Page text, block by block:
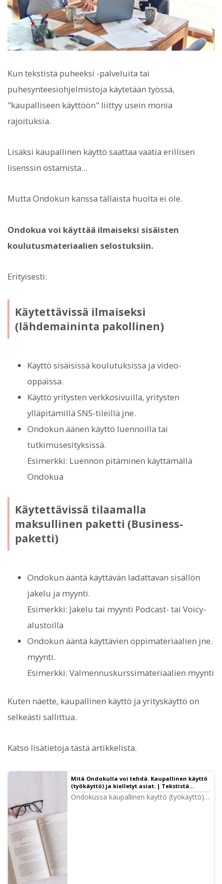
Kun tekstistä puheeksi -palveluita tai
puhesynteesiohjelmistoja käytetään työssä,
"kaupalliseen käyttöön" liittyy usein monia
rajoituksia.
Lisäksi kaupallinen käyttö saattaa vaatia erillisen
lisenssin ostamista...
Mutta Ondokun kanssa tällaista huolta ei ole.
Ondokua voi käyttää ilmaiseksi sisäisten
koulutusmateriaalien selostuksiin.
Erityisesti:
Käytettävissä ilmaiseksi
(lähdemaininta pakollinen)
Käyttö sisäisissä koulutuksissa ja video-
oppaissa.
Käyttö yritysten verkkosivuilla, yritysten
ylläpitämillä SNS-tileillä jne.
Ondokun äänen käyttö luennoilla tai
tutkimusesityksissä.
Esimerkki: Luennon pitäminen käyttämällä
Ondokua
Käytettävissä tilaamalla
maksullinen paketti (Business-
paketti)
Ondokun ääntä käyttävän ladattavan sisällön
jakelu ja myynti.
Esimerkki: Jakelu tai myynti Podcast- tai Voicy-
alustoilla
Ondokun ääntä käyttävien oppimateriaalien jne.
myynti.
Esimerkki: Valmennuskurssimateriaalien myynti
Kuten näette, kaupallinen käyttö ja yrityskäyttö on
selkeästi sallittua.
Katso lisätietoja tästä artikkelista.
Mitä Ondokulla voi tehdä. Kaupallinen käyttö
(työkäyttö) ja kielletyt asiat. | Tekstistä
puheeksi -ohjelmisto Ondoku
Ondokussa kaupallinen käyttö (työkäyttö)